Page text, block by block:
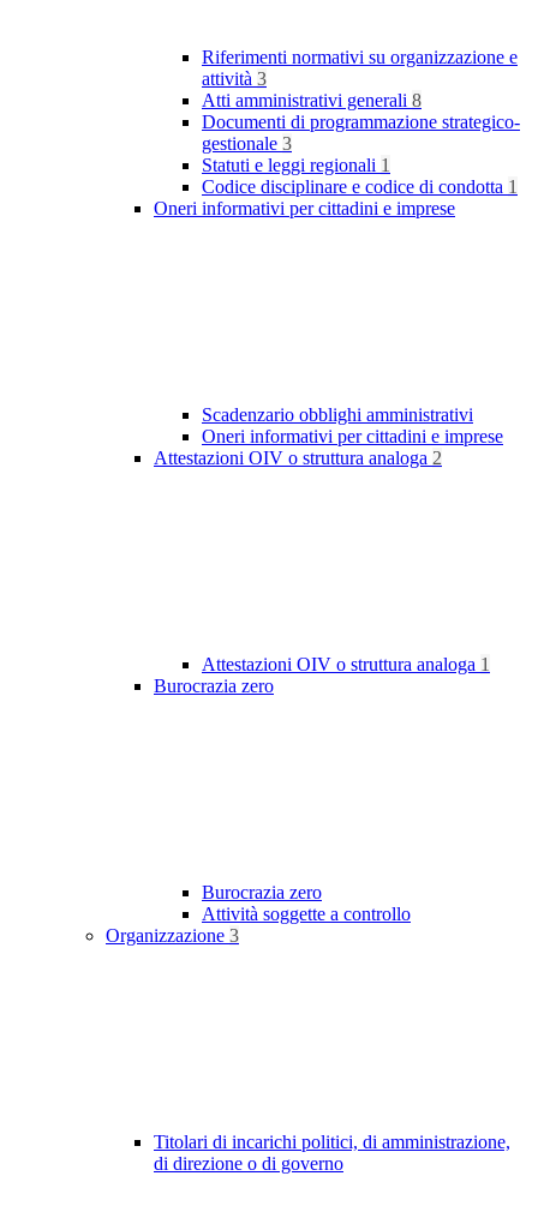
Riferimenti normativi su organizzazione e
attività 3
Atti amministrativi generali 8
Documenti di programmazione strategico-
gestionale 3
Statuti e leggi regionali 1
Codice disciplinare e codice di condotta 1
Oneri informativi per cittadini e imprese
Scadenzario obblighi amministrativi
Oneri informativi per cittadini e imprese
Attestazioni OIV o struttura analoga 2
Attestazioni OIV o struttura analoga 1
Burocrazia zero
Burocrazia zero
Attività soggette a controllo
Organizzazione 3
Titolari di incarichi politici, di amministrazione,
di direzione o di governo